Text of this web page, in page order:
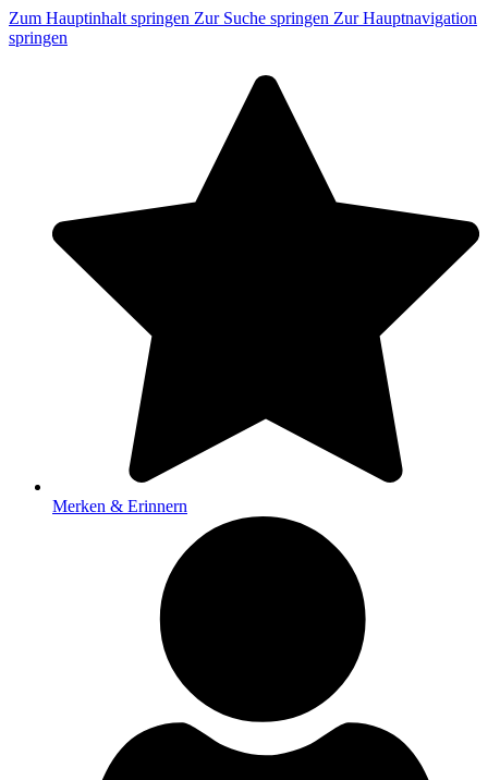
Zum Hauptinhalt springen Zur Suche springen Zur Hauptnavigation
springen
Merken & Erinnern